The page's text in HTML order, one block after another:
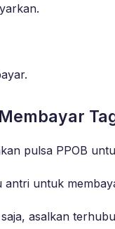
pulsa PPOB
antri untuk
asalkan